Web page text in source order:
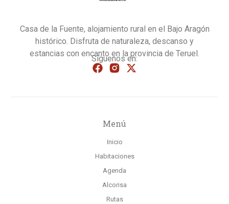
Casa de la Fuente, alojamiento rural en el Bajo Aragón
histórico. Disfruta de naturaleza, descanso y
estancias con encanto en la provincia de Teruel.
Síguenos en:
Menú
Inicio
Habitaciones
Agenda
Alcorisa
Rutas